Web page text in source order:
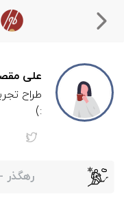
علی
طراح
:)
رهگذر